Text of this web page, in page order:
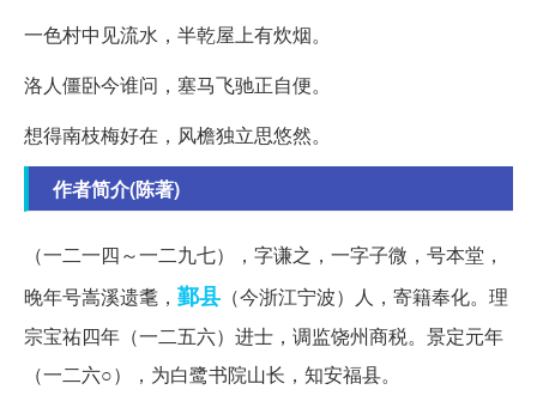
一色村中见流水，半乾屋上有炊烟。
洛人僵卧今谁问，塞马飞驰正自便。
想得南枝梅好在，风檐独立思悠然。
作者简介(陈著)
（一二一四～一二九七），字谦之，一字子微，号本堂，
晚年号嵩溪遗耄， 鄞县 （今浙江宁波）人，寄籍奉化。理
宗宝祐四年（一二五六）进士，调监饶州商税。景定元年
（一二六○），为白鹭书院山长，知安福县。